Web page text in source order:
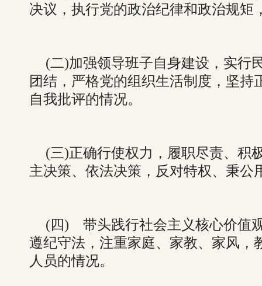
决议，执行党的政治纪律和政治规矩
(二)加强领导班子自身建设，实行
团结，严格党的组织生活制度，坚持
自我批评的情况。
(三)正确行使权力，履职尽责、积
主决策、依法决策，反对特权、秉公
(四) 带头践行社会主义核心价值
遵纪守法，注重家庭、家教、家风，
人员的情况。